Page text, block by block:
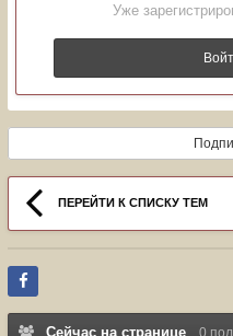
Уже
ПЕРЕЙТИ К СПИСКУ ТЕМ
Сейчас на странице 0